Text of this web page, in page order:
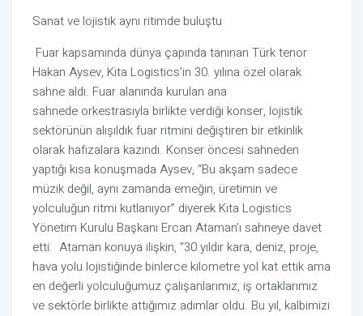
Sanat ve lojistik aynı ritimde buluştu
Fuar kapsamında dünya çapında tanınan Türk tenor
Hakan Aysev, Kıta Logistics’in 30. yılına özel olarak
sahne aldı. Fuar alanında kurulan ana
sahnede orkestrasıyla birlikte verdiği konser, lojistik
sektörünün alışıldık fuar ritmini değiştiren bir etkinlik
olarak hafızalara kazındı. Konser öncesi sahneden
yaptığı kısa konuşmada Aysev, “Bu akşam sadece
müzik değil, aynı zamanda emeğin, üretimin ve
yolculuğun ritmi kutlanıyor” diyerek Kıta Logistics
Yönetim Kurulu Başkanı Ercan Ataman’ı sahneye davet
etti. Ataman konuya ilişkin, “30 yıldır kara, deniz, proje,
hava yolu lojistiğinde binlerce kilometre yol kat ettik ama
en değerli yolculuğumuz çalışanlarımız, iş ortaklarımız
ve sektörle birlikte attığımız adımlar oldu. Bu yıl, kalbimizi